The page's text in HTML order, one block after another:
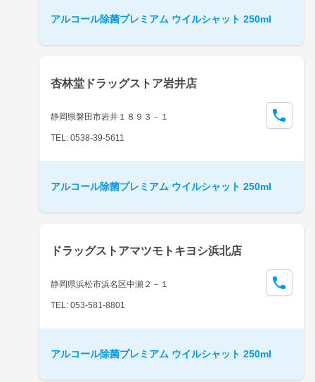
アルコール除菌プレミアム ウイルシャット 250ml
杏林堂ドラッグストア岩井店
静岡県磐田市岩井１８９３－１
TEL: 0538-39-5611
アルコール除菌プレミアム ウイルシャット 250ml
ドラッグストアマツモトキヨシ浜北店
静岡県浜松市浜名区中瀬２－１
TEL: 053-581-8801
アルコール除菌プレミアム ウイルシャット 250ml